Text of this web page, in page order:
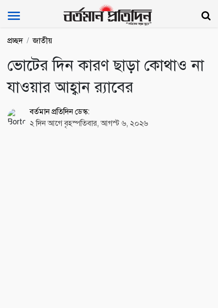
Bartoman Protidin
প্রচ্ছদ জাতীয়
ভোটের দিন কারণ ছাড়া কোথাও না
যাওয়ার আহ্বান র‌্যাবের
বর্তমান প্রতিদিন ডেস্ক:
২ দিন আগে বৃহস্পতিবার, আগস্ট ৬, ২০২৬